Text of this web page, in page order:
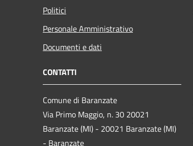
Politici
Personale Amministrativo
Documenti e dati
CONTATTI
Comune di Baranzate
Via Primo Maggio, n. 30 20021
Baranzate (MI) - 20021 Baranzate (MI)
- Baranzate